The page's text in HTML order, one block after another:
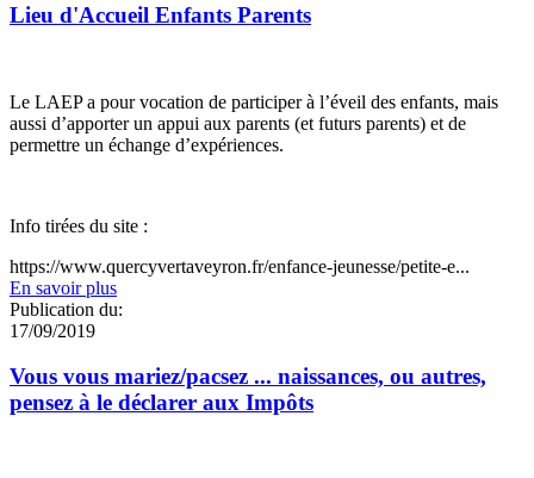
Lieu d'Accueil Enfants Parents
Le LAEP a pour vocation de participer à l’éveil des enfants, mais
aussi d’apporter un appui aux parents (et futurs parents) et de
permettre un échange d’expériences.
Info tirées du site :
https://www.quercyvertaveyron.fr/enfance-jeunesse/petite-e...
En savoir plus
Publication du:
17/09/2019
Vous vous mariez/pacsez ... naissances, ou autres,
pensez à le déclarer aux Impôts